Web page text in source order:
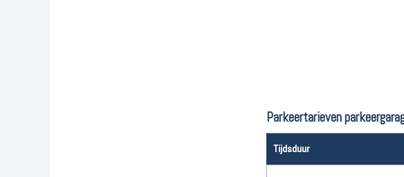
Parkeertarieven
Tijdsduur